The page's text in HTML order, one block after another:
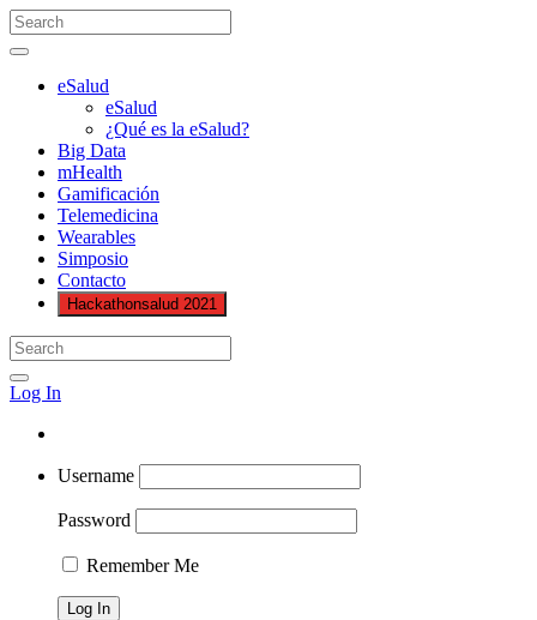
eSalud
eSalud
¿Qué es la eSalud?
Big Data
mHealth
Gamificación
Telemedicina
Wearables
Simposio
Contacto
Hackathonsalud 2021
Log In
Username
Password
Remember Me